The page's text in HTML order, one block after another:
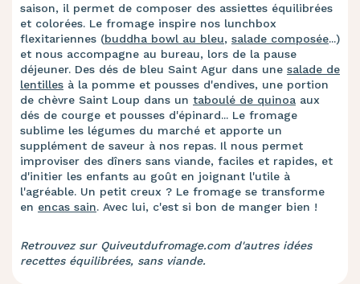
saison, il permet de composer des assiettes équilibrées
et colorées. Le fromage inspire nos lunchbox
flexitariennes (buddha bowl au bleu, salade composée...)
et nous accompagne au bureau, lors de la pause
déjeuner. Des dés de bleu Saint Agur dans une salade de
lentilles à la pomme et pousses d'endives, une portion
de chèvre Saint Loup dans un taboulé de quinoa aux
dés de courge et pousses d'épinard... Le fromage
sublime les légumes du marché et apporte un
supplément de saveur à nos repas. Il nous permet
improviser des dîners sans viande, faciles et rapides, et
d'initier les enfants au goût en joignant l'utile à
l'agréable. Un petit creux ? Le fromage se transforme
en encas sain. Avec lui, c'est si bon de manger bien !
Retrouvez sur Quiveutdufromage.com d'autres idées
recettes équilibrées, sans viande.